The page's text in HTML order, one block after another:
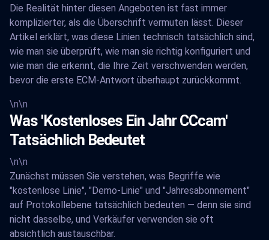
Die Realität hinter diesen Angeboten ist fast immer
komplizierter, als die Überschrift vermuten lässt. Dieser
Artikel erklärt, was diese Linien technisch tatsächlich sind,
wie man sie überprüft, wie man sie richtig konfiguriert und
wie man die erkennt, die Ihre Zeit verschwenden werden,
bevor die erste ECM-Antwort überhaupt zurückkommt.
\n\n
Was 'Kostenloses Ein Jahr CCcam'
Tatsächlich Bedeutet
\n\n
Zunächst müssen Sie verstehen, was Begriffe wie
"kostenlose Linie", "Demo-Linie" und "Jahresabonnement"
auf Protokollebene tatsächlich bedeuten — denn sie sind
nicht dasselbe, und Verkäufer verwenden sie oft
absichtlich austauschbar.